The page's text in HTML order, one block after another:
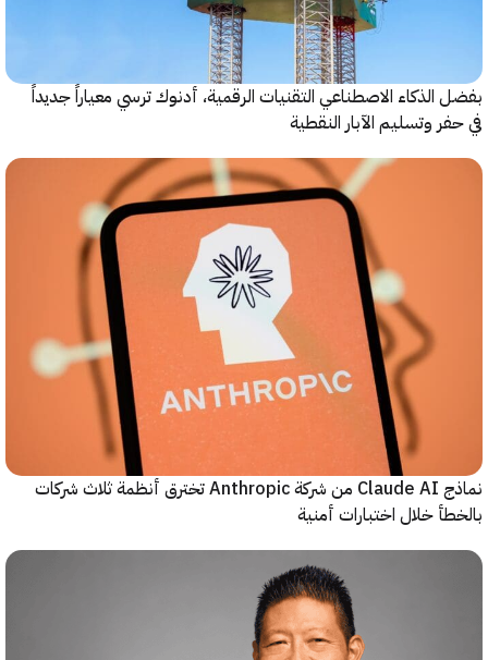
الاصطناعي التقنيات الرقمية، أدنوك ترسي معياراً جديداً
وتسليم الآبار النقطية
نماذج Claude AI من شركة Anthropic تخترق أنظمة ثلاث شركات
خلال اختبارات أمنية